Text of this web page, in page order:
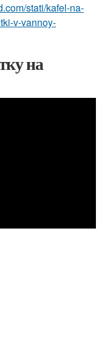
stati/kafel-na-
v-vannoy-
на